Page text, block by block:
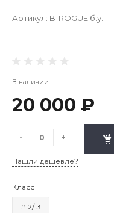
Артикул: B-ROGUE б.у.
В наличии
20 000 ₽
- +
Нашли дешевле?
Класс
#12/13